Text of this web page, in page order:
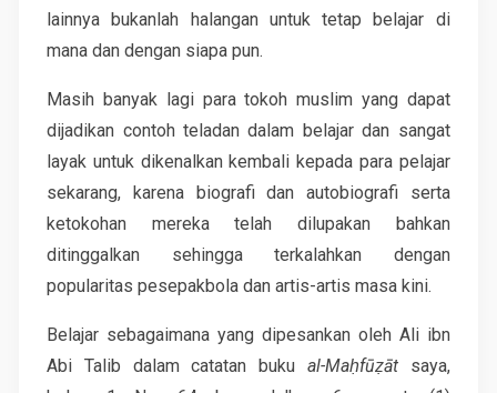
lainnya bukanlah halangan untuk tetap belajar di
mana dan dengan siapa pun.
Masih banyak lagi para tokoh muslim yang dapat
dijadikan contoh teladan dalam belajar dan sangat
layak untuk dikenalkan kembali kepada para pelajar
sekarang, karena biografi dan autobiografi serta
ketokohan mereka telah dilupakan bahkan
ditinggalkan sehingga terkalahkan dengan
popularitas pesepakbola dan artis-artis masa kini.
Belajar sebagaimana yang dipesankan oleh Ali ibn
Abi Talib dalam catatan buku al-Maḥfūẓāt saya,